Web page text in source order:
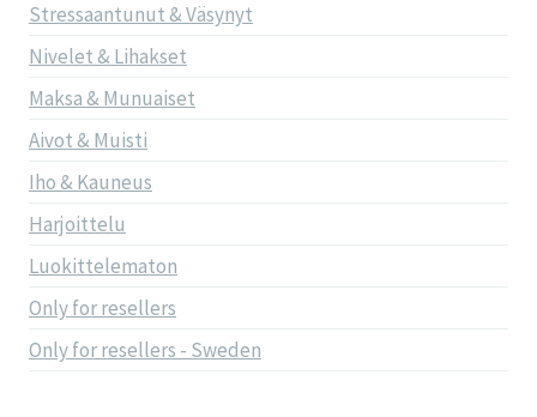
Stressaantunut & Väsynyt
Nivelet & Lihakset
Maksa & Munuaiset
Aivot & Muisti
Iho & Kauneus
Harjoittelu
Luokittelematon
Only for resellers
Only for resellers - Sweden